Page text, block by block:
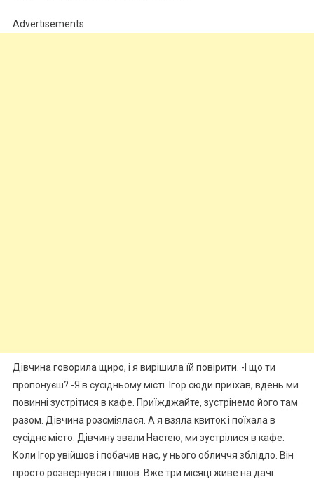
Advertisements
Дівчина говорила щиро, і я вирішила їй повірити. -І що ти
пропонуєш? -Я в сусідньому місті. Ігор сюди приїхав, вдень ми
повинні зустрітися в кафе. Приїжджайте, зустрінемо його там
разом. Дівчина розсміялася. А я взяла квиток і поїхала в
сусіднє місто. Дівчину звали Настею, ми зустрілися в кафе.
Коли Ігор увійшов і побачив нас, у нього обличчя зблідло. Він
просто розвернувся і пішов. Вже три місяці живе на дачі.